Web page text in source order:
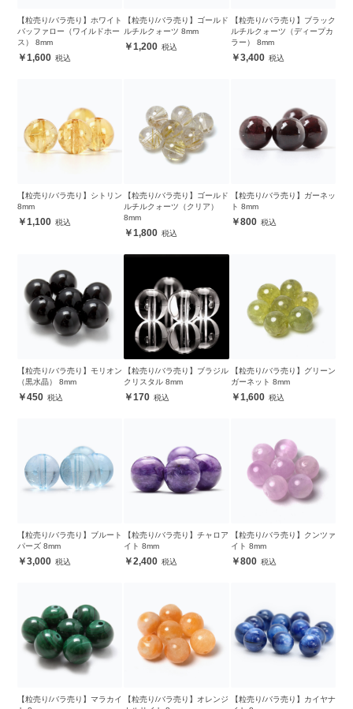
【粒売り/バラ売り】ホワイト
バッファロー（ワイルドホー
ス） 8mm
1,600
【粒売り/バラ売り】ゴールド
ルチルクォーツ 8mm
1,200
【粒売り/バラ売り】ブラック
ルチルクォーツ（ディープカ
ラー） 8mm
3,400
【粒売り/バラ売り】シトリン
8mm
1,100
【粒売り/バラ売り】ゴールド
ルチルクォーツ（クリア）
8mm
1,800
【粒売り/バラ売り】ガーネッ
ト 8mm
800
【粒売り/バラ売り】モリオン
（黒水晶） 8mm
450
【粒売り/バラ売り】ブラジル
クリスタル 8mm
170
【粒売り/バラ売り】グリーン
ガーネット 8mm
1,600
【粒売り/バラ売り】ブルート
パーズ 8mm
3,000
【粒売り/バラ売り】チャロア
イト 8mm
2,400
【粒売り/バラ売り】クンツァ
イト 8mm
800
【粒売り/バラ売り】マラカイ
【粒売り/バラ売り】オレンジ
【粒売り/バラ売り】カイヤナ